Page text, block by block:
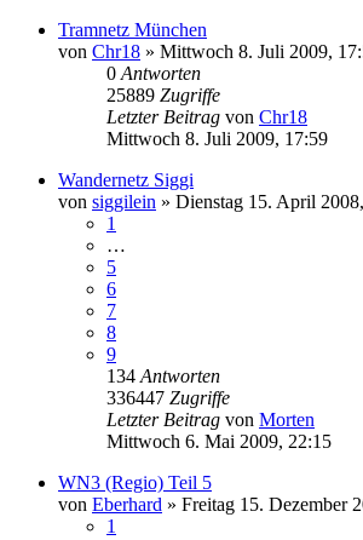
Tramnetz München
von Chr18 » Mittwoch 8. Juli 2009,
0 Antworten
25889 Zugriffe
Letzter Beitrag von Chr18
Mittwoch 8. Juli 2009, 17:59
Wandernetz Siggi
von siggilein » Dienstag 15. April
1
…
5
6
7
8
9
134 Antworten
336447 Zugriffe
Letzter Beitrag von Morten
Mittwoch 6. Mai 2009, 22:15
WN3 (Regio) Teil 5
von Eberhard » Freitag 15. Dezember
1